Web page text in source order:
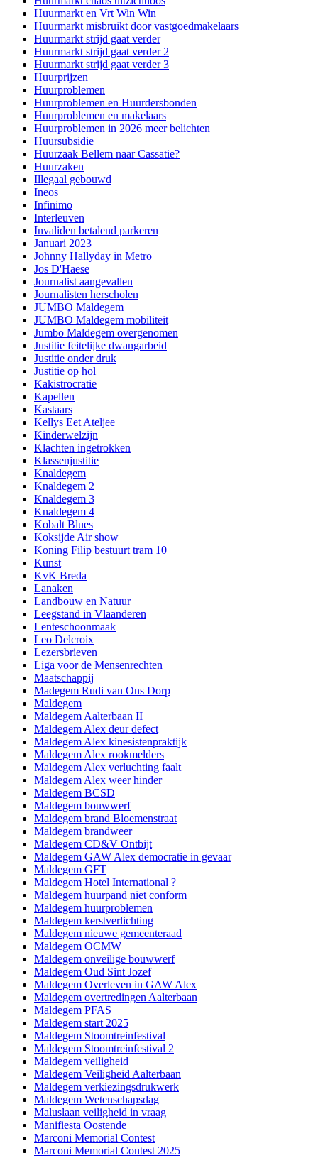
Huurmarkt en Vrt Win Win
Huurmarkt misbruikt door vastgoedmakelaars
Huurmarkt strijd gaat verder
Huurmarkt strijd gaat verder 2
Huurmarkt strijd gaat verder 3
Huurprijzen
Huurproblemen
Huurproblemen en Huurdersbonden
Huurproblemen en makelaars
Huurproblemen in 2026 meer belichten
Huursubsidie
Huurzaak Bellem naar Cassatie?
Huurzaken
Illegaal gebouwd
Ineos
Infinimo
Interleuven
Invaliden betalend parkeren
Januari 2023
Johnny Hallyday in Metro
Jos D'Haese
Journalist aangevallen
Journalisten herscholen
JUMBO Maldegem
JUMBO Maldegem mobiliteit
Jumbo Maldegem overgenomen
Justitie feitelijke dwangarbeid
Justitie onder druk
Justitie op hol
Kakistrocratie
Kapellen
Kastaars
Kellys Eet Ateljee
Kinderwelzijn
Klachten ingetrokken
Klassenjustitie
Knaldegem
Knaldegem 2
Knaldegem 3
Knaldegem 4
Kobalt Blues
Koksijde Air show
Koning Filip bestuurt tram 10
Kunst
KvK Breda
Lanaken
Landbouw en Natuur
Leegstand in Vlaanderen
Lenteschoonmaak
Leo Delcroix
Lezersbrieven
Liga voor de Mensenrechten
Maatschappij
Madegem Rudi van Ons Dorp
Maldegem
Maldegem Aalterbaan II
Maldegem Alex deur defect
Maldegem Alex kinesistenpraktijk
Maldegem Alex rookmelders
Maldegem Alex verluchting faalt
Maldegem Alex weer hinder
Maldegem BCSD
Maldegem bouwwerf
Maldegem brand Bloemenstraat
Maldegem brandweer
Maldegem CD&V Ontbijt
Maldegem GAW Alex democratie in gevaar
Maldegem GFT
Maldegem Hotel International ?
Maldegem huurpand niet conform
Maldegem huurproblemen
Maldegem kerstverlichting
Maldegem nieuwe gemeenteraad
Maldegem OCMW
Maldegem onveilige bouwwerf
Maldegem Oud Sint Jozef
Maldegem Overleven in GAW Alex
Maldegem overtredingen Aalterbaan
Maldegem PFAS
Maldegem start 2025
Maldegem Stoomtreinfestival
Maldegem Stoomtreinfestival 2
Maldegem veiligheid
Maldegem Veiligheid Aalterbaan
Maldegem verkiezingsdrukwerk
Maldegem Wetenschapsdag
Maluslaan veiligheid in vraag
Manifiesta Oostende
Marconi Memorial Contest
Marconi Memorial Contest 2025